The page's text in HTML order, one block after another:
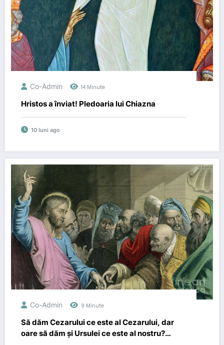
Co-Admin 14 Minute
Hristos a înviat! Pledoaria lui Chiazna
10 luni ago
Co-Admin 9 Minute
Să dăm Cezarului ce este al Cezarului, dar
oare să dăm și Ursulei ce este al nostru?